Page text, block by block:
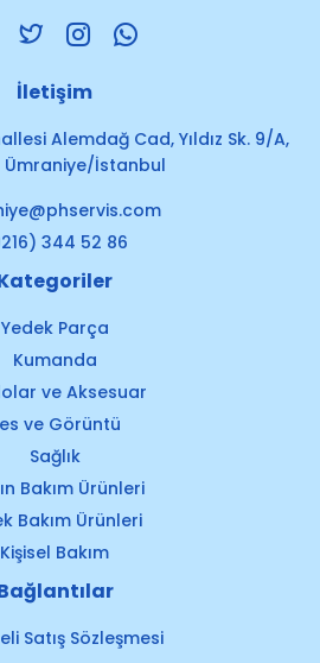
İletişim
Alemdağ Cad, Yıldız Sk. 9/A,
İstanbul
344 52 86
Yedek Parça
Kumanda
ve Aksesuar
ve Görüntü
Sağlık
Bakım Ürünleri
Bakım Ürünleri
Kişisel Bakım
Satış Sözleşmesi